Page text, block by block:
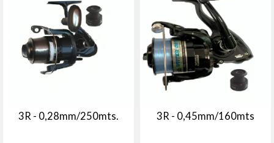
3R - 0,28mm/250mts. 3R - 0,45mm/160mts